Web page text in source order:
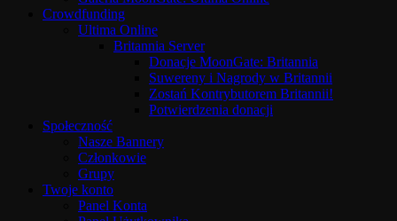
Crowdfunding
Ultima Online
Britannia Server
Donacje MoonGate: Britannia
Suwereny i Nagrody w Britannii
Zostań Kontrybutorem Britannii!
Potwierdzenia donacji
Społeczność
Nasze Bannery
Członkowie
Grupy
Twoje konto
Panel Konta